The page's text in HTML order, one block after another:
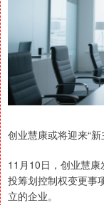
创业慧康或将迎来“新
11月10日，创业慧
投筹划控制权变更事
立的企业。